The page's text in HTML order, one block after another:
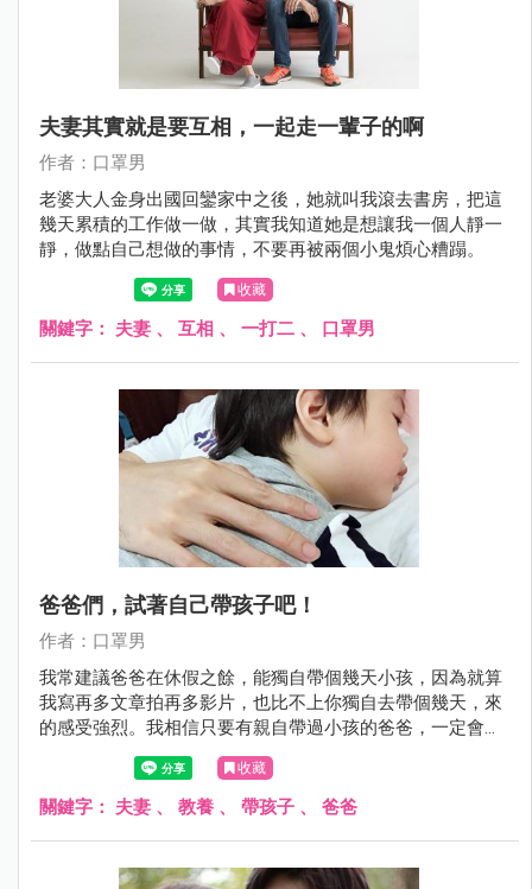
夫妻其實就是要互相，一起走一輩子的啊
作者：口罩男
老婆大人金身出國回鑾家中之後，她就叫我滾去書房，把這
幾天累積的工作做一做，其實我知道她是想讓我一個人靜一
靜，做點自己想做的事情，不要再被兩個小鬼煩心糟蹋。
收藏
關鍵字： 夫妻 、 互相 、 一打二 、 口罩男
爸爸們，試著自己帶孩子吧！
作者：口罩男
我常建議爸爸在休假之餘，能獨自帶個幾天小孩，因為就算
我寫再多文章拍再多影片，也比不上你獨自去帶個幾天，來
的感受強烈。我相信只要有親自帶過小孩的爸爸，一定會認
同我說的：「帶小孩，真的沒有想像中這麼簡單。」
收藏
關鍵字： 夫妻 、 教養 、 帶孩子 、 爸爸